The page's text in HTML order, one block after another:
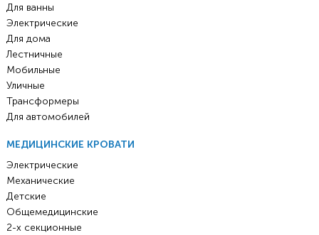
Для ванны
Электрические
Для дома
Лестничные
Мобильные
Уличные
Трансформеры
Для автомобилей
МЕДИЦИНСКИЕ КРОВАТИ
Электрические
Механические
Детские
Общемедицинские
2-х секционные